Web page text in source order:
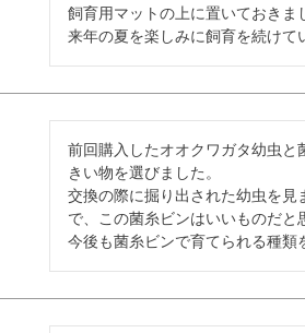
飼育用マットの上に置いておきま
来年の夏を楽しみに飼育を続けて
前回購入したオオクワガタ幼虫
きい物を選びました。
交換の際に掘り出された幼虫を
で、この菌糸ビンはいいものだと
今後も菌糸ビンで育てられる種類